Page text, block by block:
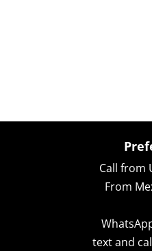
Call from
From
text and